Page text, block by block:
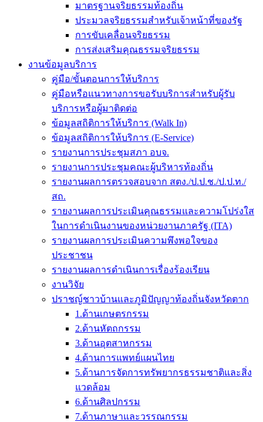
มาตรฐานจริยธรรมท้องถิ่น
ประมวลจริยธรรมสำหรับเจ้าหน้าที่ของรัฐ
การขับเคลื่อนจริยธรรม
การส่งเสริมคุณธรรมจริยธรรม
งานข้อมูลบริการ
คู่มือ/ขั้นตอนการให้บริการ
คู่มือหรือแนวทางการขอรับบริการสำหรับผู้รับ
บริการหรือผู้มาติดต่อ
ข้อมูลสถิติการให้บริการ (Walk In)
ข้อมูลสถิติการให้บริการ (E-Service)
รายงานการประชุมสภา อบจ.
รายงานการประชุมคณะผู้บริหารท้องถิ่น
รายงานผลการตรวจสอบจาก สตง./ป.ป.ช./ป.ป.ท./
สถ.
รายงานผลการประเมินคุณธรรมและความโปร่งใส
ในการดำเนินงานของหน่วยงานภาครัฐ (ITA)
รายงานผลการประเมินความพึงพอใจของ
ประชาชน
รายงานผลการดำเนินการเรื่องร้องเรียน
งานวิจัย
ปราชญ์ชาวบ้านและภูมิปัญญาท้องถิ่นจังหวัดตาก
1.ด้านเกษตรกรรม
2.ด้านหัตถกรรม
3.ด้านอุตสาหกรรม
4.ด้านการแพทย์แผนไทย
5.ด้านการจัดการทรัพยากรธรรมชาติและสิ่ง
แวดล้อม
6.ด้านศิลปกรรม
7.ด้านภาษาและวรรณกรรม